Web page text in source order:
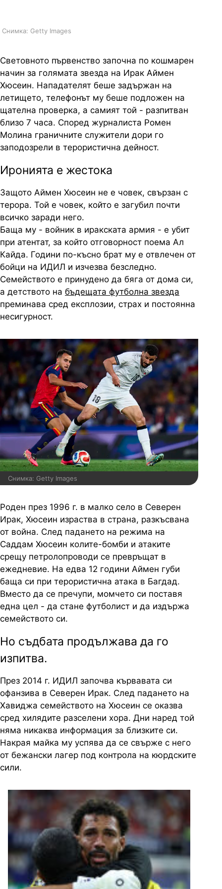
Снимка: Getty Images
Световното първенство започна по кошмарен
начин за голямата звезда на Ирак Аймен
Хюсеин. Нападателят беше задържан на
летището, телефонът му беше подложен на
щателна проверка, а самият той - разпитван
близо 7 часа. Според журналиста Ромен
Молина граничните служители дори го
заподозрели в терористична дейност.
Иронията е жестока
Защото Аймен Хюсеин не е човек, свързан с
терора. Той е човек, който е загубил почти
всичко заради него.
Баща му - войник в иракската армия - е убит
при атентат, за който отговорност поема Ал
Кайда. Години по-късно брат му е отвлечен от
бойци на ИДИЛ и изчезва безследно.
Семейството е принудено да бяга от дома си,
а детството на бъдещата футболна звезда
преминава сред експлозии, страх и постоянна
несигурност.
Снимка: Getty Images
Роден през 1996 г. в малко село в Северен
Ирак, Хюсеин израства в страна, разкъсвана
от война. След падането на режима на
Саддам Хюсеин колите-бомби и атаките
срещу петролопроводи се превръщат в
ежедневие. На едва 12 години Аймен губи
баща си при терористична атака в Багдад.
Вместо да се пречупи, момчето си поставя
една цел - да стане футболист и да издържа
семейството си.
Но съдбата продължава да го
изпитва.
През 2014 г. ИДИЛ започва кървавата си
офанзива в Северен Ирак. След падането на
Хавиджа семейството на Хюсеин се оказва
сред хилядите разселени хора. Дни наред той
няма никаква информация за близките си.
Накрая майка му успява да се свърже с него
от бежански лагер под контрола на кюрдските
сили.